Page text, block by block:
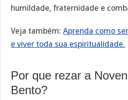
humildade, fraternidade e
Veja também:Aprenda como
e viver toda sua espiritualidade.
Por que rezar a
Bento?